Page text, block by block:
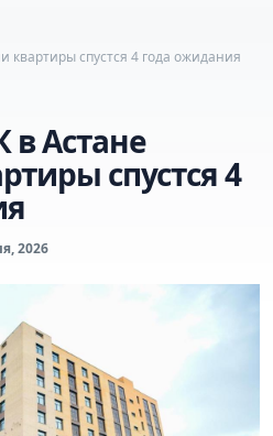
спустся 4 года ожидания
Астане
спустся 4
2026